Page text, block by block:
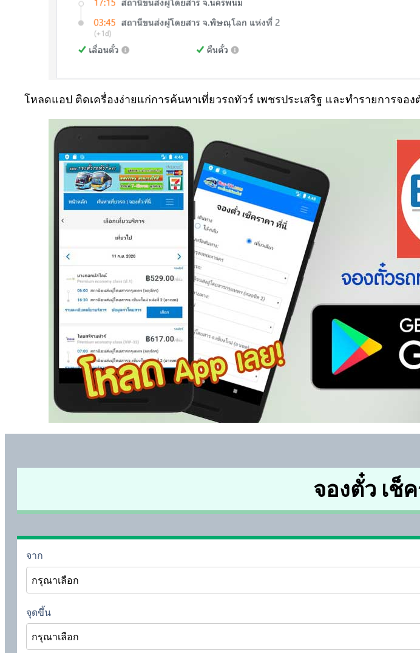
โหลดแอป ติดเครื่องง่ายแก่การค้นหาเที่ยวรถทัวร์ เพชรประเสริฐ และทำรายการจอ
จองตั๋ว เช็